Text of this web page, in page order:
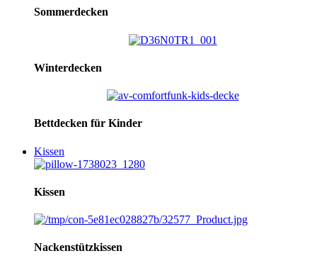
Sommerdecken
Winterdecken
Bettdecken für Kinder
Kissen
Kissen
Nackenstützkissen